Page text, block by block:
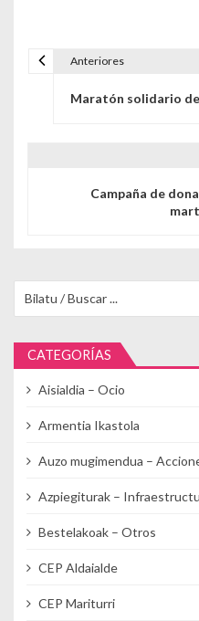
Anteriores
Maratón solidario
Campaña de
CATEGORÍAS
Aisialdia – Ocio
Armentia Ikastola
Auzo mugimendua –
Azpiegiturak –
Bestelakoak – Otros
CEP Aldaialde
CEP Mariturri